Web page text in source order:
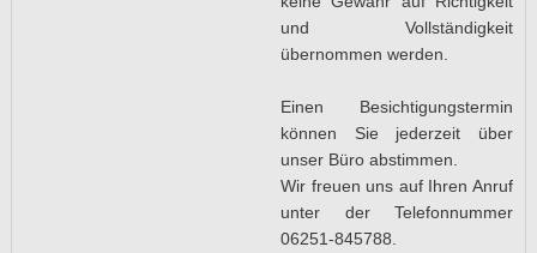
und Vollständigkeit
übernommen werden.
Einen Besichtigungstermin
können Sie jederzeit über
unser Büro abstimmen.
Wir freuen uns auf Ihren Anruf
unter der Telefonnummer
06251-845788.